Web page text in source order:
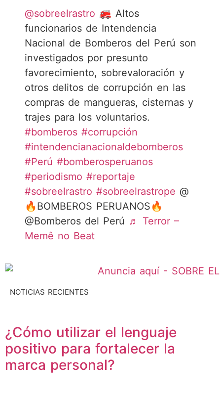
@sobreelrastro 🚒 Altos
funcionarios de Intendencia
Nacional de Bomberos del Perú son
investigados por presunto
favorecimiento, sobrevaloración y
otros delitos de corrupción en las
compras de mangueras, cisternas y
trajes para los voluntarios.
#bomberos #corrupción
#intendencianacionaldebomberos
#Perú #bomberosperuanos
#periodismo #reportaje
#sobreelrastro #sobreelrastrope @
🔥BOMBEROS PERUANOS🔥
@Bomberos del Perú ♬ Terror –
Memê no Beat
NOTICIAS RECIENTES
¿Cómo utilizar el lenguaje
positivo para fortalecer la
marca personal?